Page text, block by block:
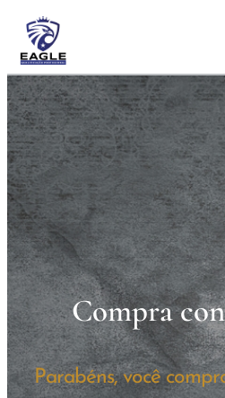
Compra
Parabéns, você